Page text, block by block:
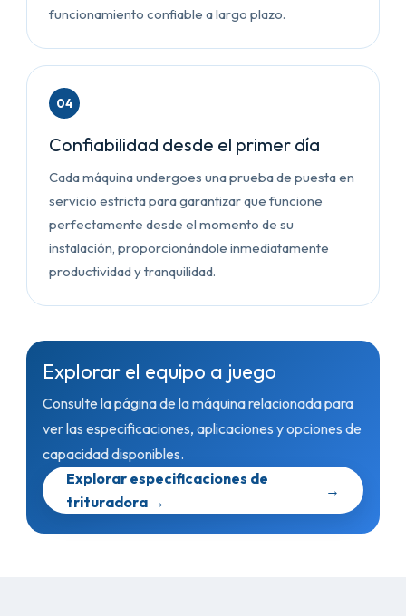
funcionamiento confiable a largo plazo.
04
Confiabilidad desde el primer día
Cada máquina undergoes una prueba de puesta en
servicio estricta para garantizar que funcione
perfectamente desde el momento de su
instalación, proporcionándole inmediatamente
productividad y tranquilidad.
Explorar el equipo a juego
Consulte la página de la máquina relacionada para
ver las especificaciones, aplicaciones y opciones de
capacidad disponibles.
Explorar especificaciones de
trituradora →
→